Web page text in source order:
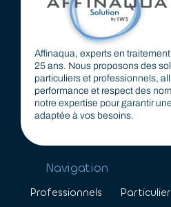
Affinaqua, experts en
25 ans. Nous proposons des
particuliers et professionnels,
performance et respect des
notre expertise pour garantir
adaptée à vos besoins.
Navigation
Professionnels